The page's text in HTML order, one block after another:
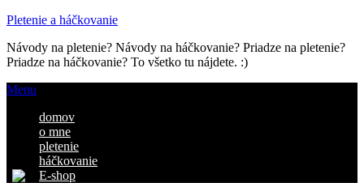
Pletenie a háčkovanie
Návody na pletenie? Návody na háčkovanie? Priadze na pletenie?
Priadze na háčkovanie? To všetko tu nájdete. :)
Menu
domov
o mne
pletenie
háčkovanie
E-shop